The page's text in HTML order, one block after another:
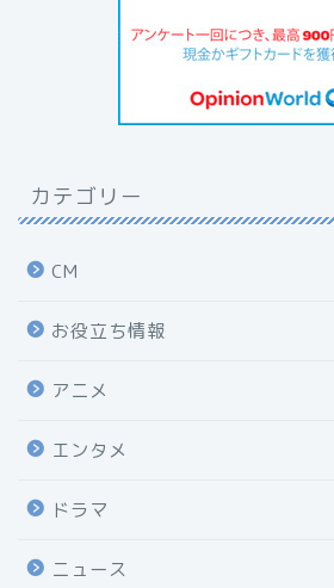
カテゴリー
CM
お役立ち情報
アニメ
エンタメ
ドラマ
ニュース